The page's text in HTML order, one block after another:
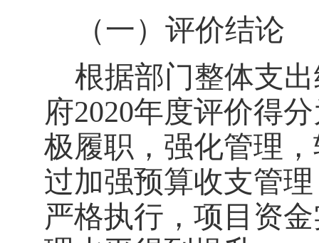
（一）评价结论
根据部门整体支
府2020年度评价得
极履职，强化管理
过加强预算收支管
严格执行 ， 项目资